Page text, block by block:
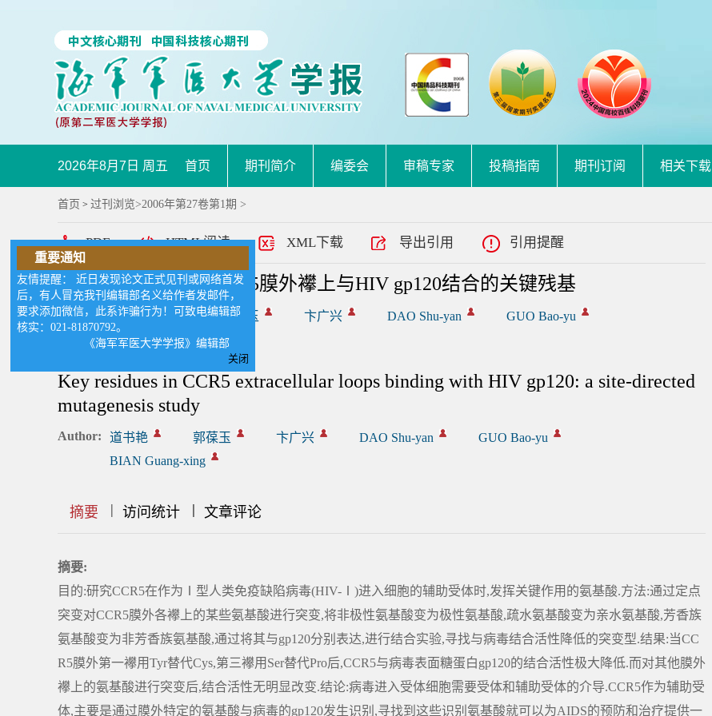
2026年8月7日 周五 首页 期刊简介 编委会 审稿专家 投稿指南 期刊订阅 相关下载
首页 > 过刊浏览>2006年第27卷第1期 >
PDF HTML阅读 XML下载 导出引用 引用提醒
利用定点突变研究CCR5膜外襻上与HIV gp120结合的关键残基
作者: 道书艳 郭葆玉 卞广兴 DAO Shu-yan
GUO Bao-yu
BIAN Guang-xing
Key residues in CCR5 extracellular loops binding with HIV gp120: a site-directed
mutagenesis study
Author: 道书艳 郭葆玉 卞广兴 DAO Shu-yan
GUO Bao-yu
BIAN Guang-xing
摘要 || 访问统计 ||||| 文章评论
摘要:
目的:研究CCR5在作为Ⅰ型人类免疫缺陷病毒(HIV-Ⅰ)进入细胞的辅助受体时,发挥关键作用的氨基酸.方法:通过定点
突变对CCR5膜外各襻上的某些氨基酸进行突变,将非极性氨基酸变为极性氨基酸,疏水氨基酸变为亲水氨基酸,芳香族
氨基酸变为非芳香族氨基酸,通过将其与gp120分别表达,进行结合实验,寻找与病毒结合活性降低的突变型.结果:当CC
R5膜外第一襻用Tyr替代Cys,第三襻用Ser替代Pro后,CCR5与病毒表面糖蛋白gp120的结合活性极大降低.而对其他膜外
襻上的氨基酸进行突变后,结合活性无明显改变.结论:病毒进入受体细胞需要受体和辅助受体的介导.CCR5作为辅助受
体,主要是通过膜外特定的氨基酸与病毒的gp120发生识别,寻找到这些识别氨基酸就可以为AIDS的预防和治疗提供一
重要通知
友情提醒： 近日发现论文正式见刊或网络首发
后，有人冒充我刊编辑部名义给作者发邮件，
要求添加微信，此系诈骗行为！可致电编辑部
核实：021-81870792。
《海军军医大学学报》编辑部
关闭